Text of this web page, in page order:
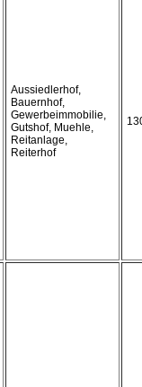
Aussiedlerhof,
Bauernhof,
Gewerbeimmobilie,
Gutshof, Muehle,
Reitanlage,
Reiterhof